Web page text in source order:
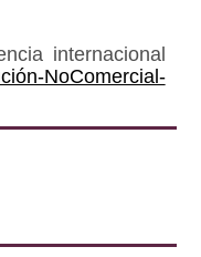
internacional
NoComercial-